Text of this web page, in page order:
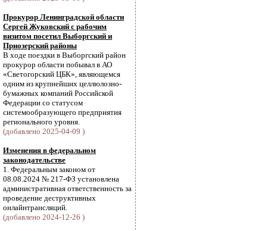
Прокурор Ленинградской области
Сергей Жуковский с рабочим
визитом посетил Выборгский и
Приозерский районы
В ходе поездки в Выборгский район
прокурор области побывал в АО
«Светогорский ЦБК», являющемся
одним из крупнейших целлюлозно-
бумажных компаний Российской
Федерации со статусом
системообразующего предприятия
регионального уровня.
(добавлено 2025-04-09 )
Изменения в федеральном
законодательстве
1. Федеральным законом от
08.08.2024 № 217-ФЗ установлена
административная ответственность за
проведение деструктивных
онлайнтрансляций.
(добавлено 2024-12-26 )